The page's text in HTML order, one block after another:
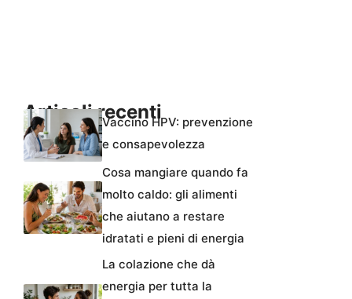
Articoli recentiVaccino HPV: prevenzione
e consapevolezza
Cosa mangiare quando fa
molto caldo: gli alimenti
che aiutano a restare
idratati e pieni di energia
La colazione che dà
energia per tutta la